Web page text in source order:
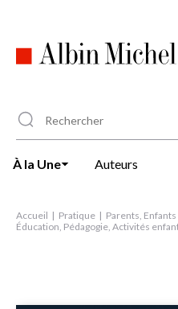
principal
À la Une Auteurs
Accueil Pratique
Parents, Enfants
Éducation, Pédagogie, Activités